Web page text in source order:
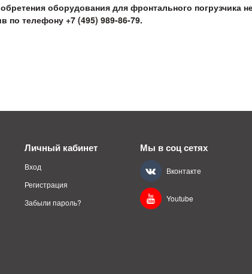
оборудования для фронтального погрузчика
по телефону +7 (495) 989-86-79.
Личный кабинет
Вход
Регистрация
Забыли пароль?
Мы в соц сетях
Вконтакте
Youtube